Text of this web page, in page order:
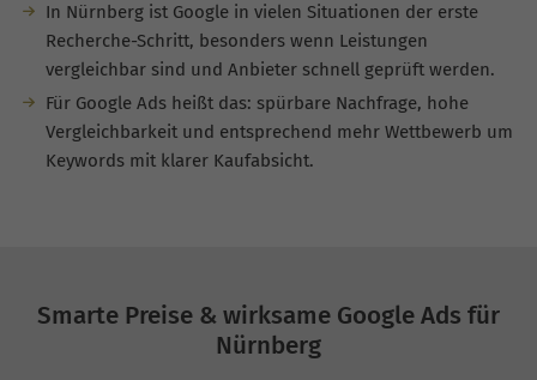
In Nürnberg ist Google in vielen Situationen der erste
Recherche-Schritt, besonders wenn Leistungen
vergleichbar sind und Anbieter schnell geprüft werden.
Für Google Ads heißt das: spürbare Nachfrage, hohe
Vergleichbarkeit und entsprechend mehr Wettbewerb um
Keywords mit klarer Kaufabsicht.
Smarte Preise & wirksame Google Ads für
Nürnberg